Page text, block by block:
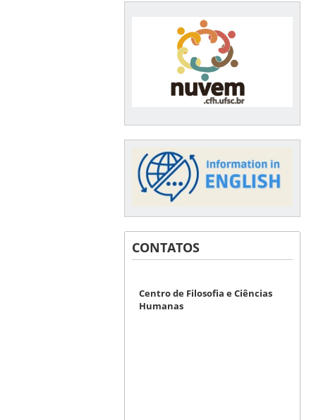
CONTATOS
Centro de Filosofia e Ciências
Humanas